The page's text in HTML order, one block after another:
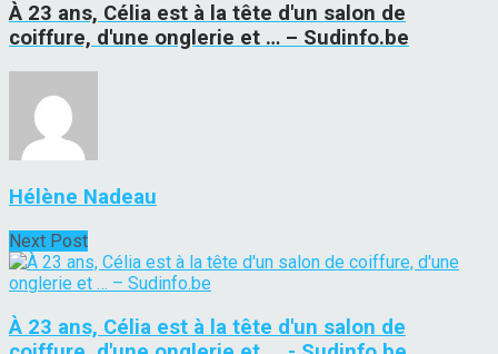
À 23 ans, Célia est à la tête d'un salon de
coiffure, d'une onglerie et … – Sudinfo.be
Hélène Nadeau
Next Post
À 23 ans, Célia est à la tête d'un salon de